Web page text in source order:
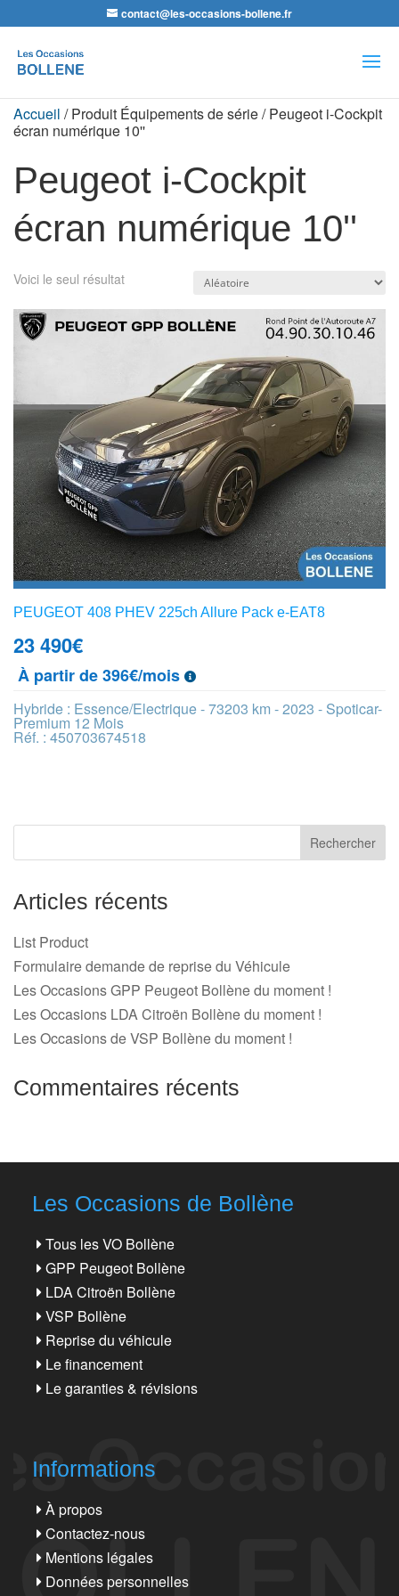
contact@les-occasions-bollene.fr
de
produits
Accueil / Produit Équipements de série / Peugeot i-Cockpit
écran numérique 10''
Peugeot i-Cockpit
écran numérique 10''
Voici le seul résultat
PEUGEOT 408 PHEV 225ch Allure Pack e-EAT8
23 490€
À partir de 396€/mois
Hybride : Essence/Electrique - 73203 km - 2023 - Spoticar-
Premium 12 Mois
Réf. : 450703674518
Articles récents
List Product
Formulaire demande de reprise du Véhicule
Les Occasions GPP Peugeot Bollène du moment !
Les Occasions LDA Citroën Bollène du moment !
Les Occasions de VSP Bollène du moment !
Commentaires récents
Les Occasions de Bollène
Tous les VO Bollène
GPP Peugeot Bollène
LDA Citroën Bollène
VSP Bollène
Reprise du véhicule
Le financement
Le garanties & révisions
Informations
À propos
Contactez-nous
Mentions légales
Données personnelles